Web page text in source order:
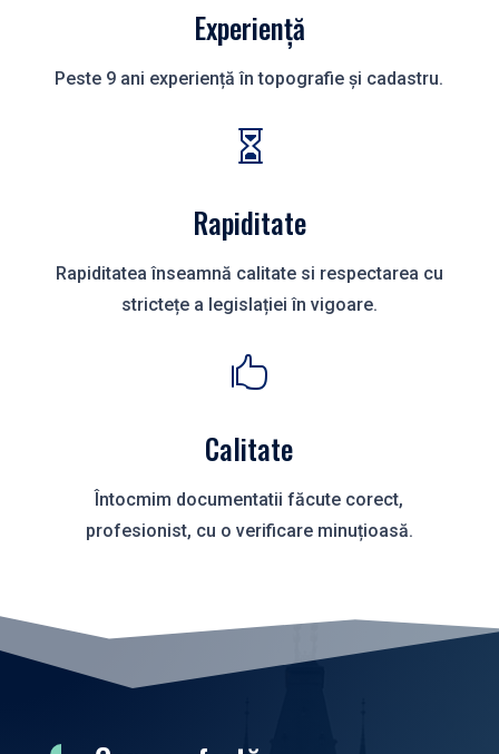
Experiență
Peste 9 ani experiență în topografie și cadastru.

Rapiditate
Rapiditatea înseamnă calitate si respectarea cu
strictețe a legislației în vigoare.

Calitate
Întocmim documentatii făcute corect,
profesionist, cu o verificare minuțioasă.